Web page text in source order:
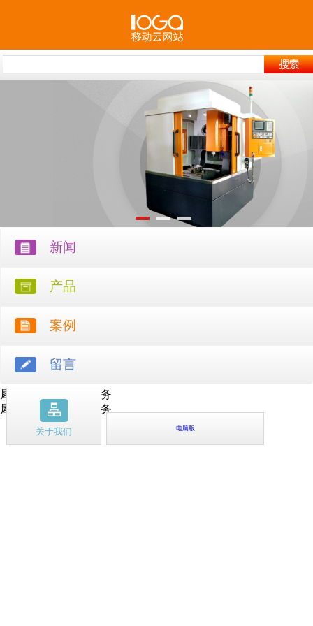
新闻
产品
案例
留言
关于我们 电脑版
犀牛云提供云计算服务
犀牛云提供企业云服务